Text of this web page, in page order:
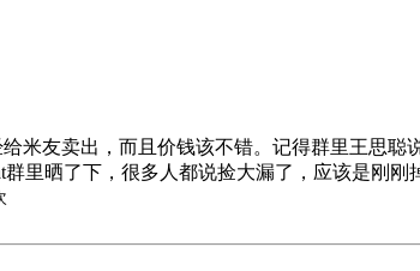
米友卖出，而且价钱该不错。记得群里王思
群里晒了下，很多人都说捡大漏了，应该是